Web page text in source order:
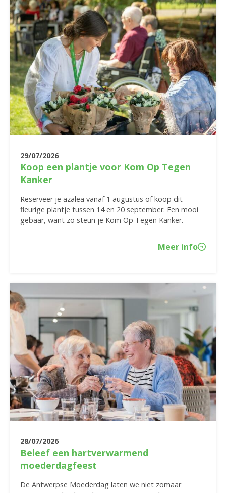
29/07/2026
Koop een plantje voor Kom Op Tegen
Kanker
Reserveer je azalea vanaf 1 augustus of koop dit
fleurige plantje tussen 14 en 20 september. Een mooi
gebaar, want zo steun je Kom Op Tegen Kanker.
Meer info
28/07/2026
Beleef een hartverwarmend
moederdagfeest
De Antwerpse Moederdag laten we niet zomaar